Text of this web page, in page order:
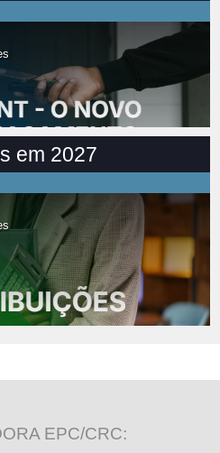
em 2027
EPC/CRC: